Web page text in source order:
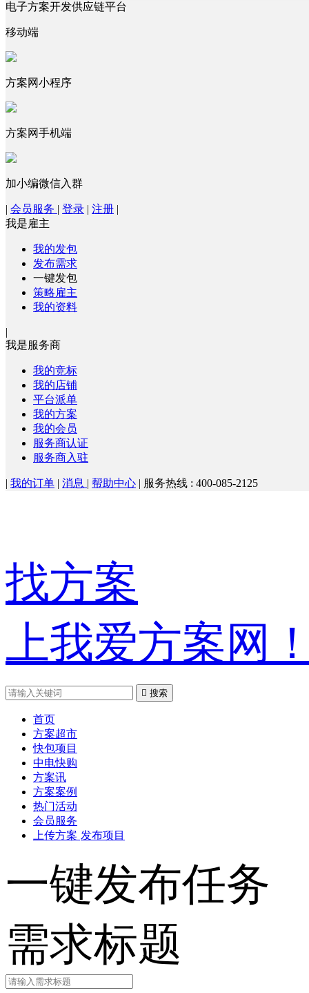
电子方案开发供应链平台
移动端
方案网小程序
方案网手机端
加小编微信入群
| 会员服务 | 登录 | 注册 |
我是雇主
我的发包
发布需求
一键发包
策略雇主
我的资料
|
我是服务商
我的竞标
我的店铺
平台派单
我的方案
我的会员
服务商认证
服务商入驻
| 我的订单 | 消息 | 帮助中心 | 服务热线 : 400-085-2125
找方案
上我爱方案网
 搜索
首页
方案超市
快包项目
中电快购
方案讯
方案案例
热门活动
会员服务
上传方案 发布项目
一键发布任务
需求标题